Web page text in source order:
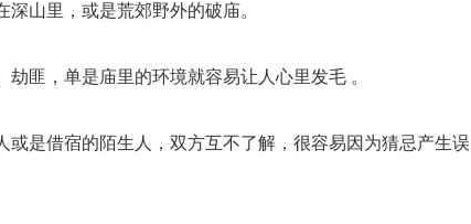
山里，或是荒郊野外的破庙。
匪，单是庙里的环境就容易让人心里发毛 。
是借宿的陌生人，双方互不了解，很容易因为猜忌产生误